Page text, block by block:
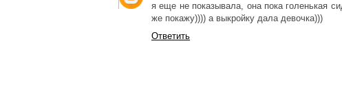
я еще не показывала, она пока голенькая
же покажу)))) а выкройку дала девочка)))
Ответить